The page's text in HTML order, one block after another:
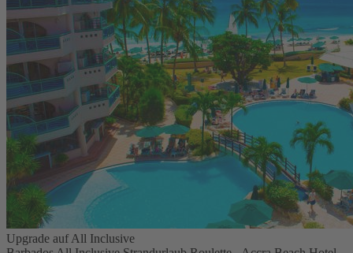
Upgrade auf All Inclusive